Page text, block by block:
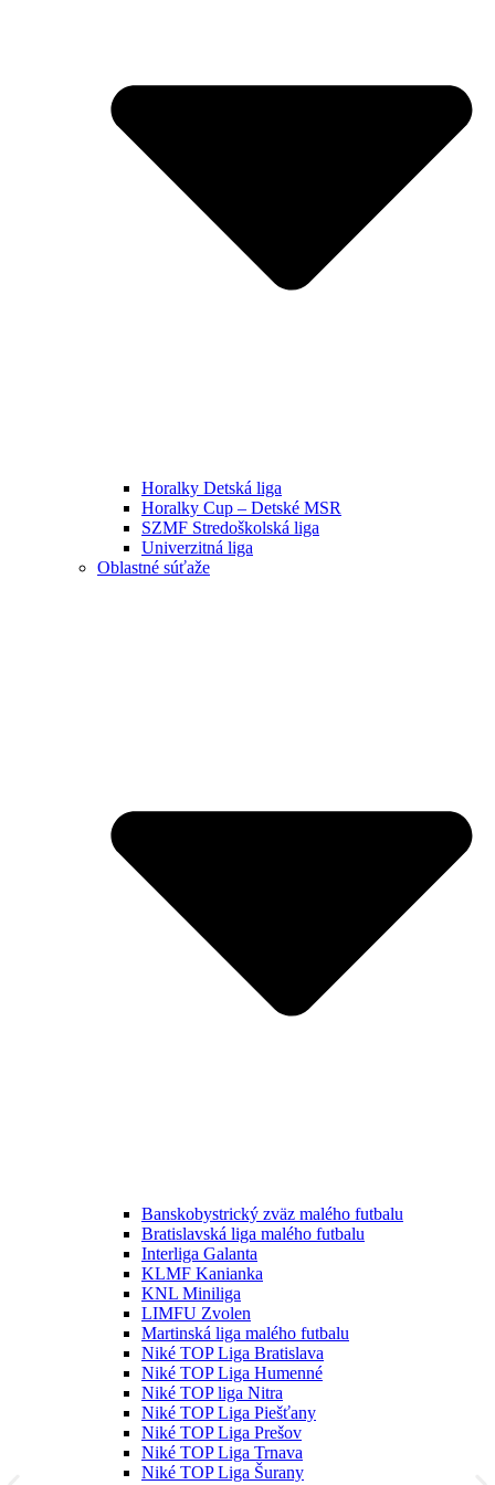
Horalky Detská liga
Horalky Cup – Detské MSR
SZMF Stredoškolská liga
Univerzitná liga
Oblastné súťaže
Banskobystrický zväz malého futbalu
Bratislavská liga malého futbalu
Interliga Galanta
KLMF Kanianka
KNL Miniliga
LIMFU Zvolen
Martinská liga malého futbalu
Niké TOP Liga Bratislava
Niké TOP Liga Humenné
Niké TOP liga Nitra
Niké TOP Liga Piešťany
Niké TOP Liga Prešov
Niké TOP Liga Trnava
Niké TOP Liga Šurany